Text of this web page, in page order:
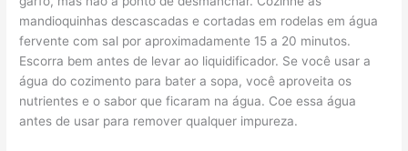
mandioquinhas descascadas e cortadas em rodelas em água
fervente com sal por aproximadamente 15 a 20 minutos.
Escorra bem antes de levar ao liquidificador. Se você usar a
água do cozimento para bater a sopa, você aproveita os
nutrientes e o sabor que ficaram na água. Coe essa água
antes de usar para remover qualquer impureza.